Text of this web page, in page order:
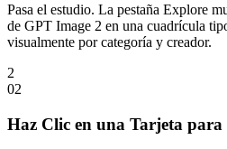
Pasa el estudio. La pestaña Explore
de GPT Image 2 en una cuadrícula
visualmente por categoría y creador.
2
02
Haz Clic en una Tarjeta